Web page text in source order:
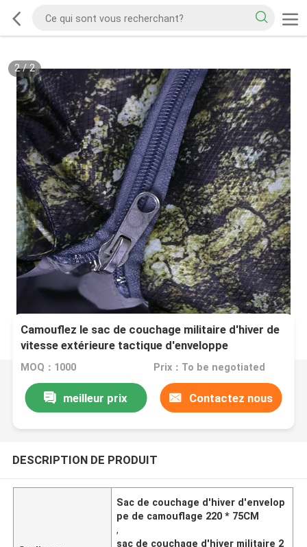
2/2
Camouflez le sac de couchage militaire d'hiver de
vitesse extérieure tactique d'enveloppe
220*75CM
MOQ：1000 Prix：To be negotiated
meilleur prix Contactez nous
DESCRIPTION DE PRODUIT
Sac de couchage d'hiver d'envelop
pe de camouflage 220 * 75CM
,
sac de couchage d'hiver militaire 2